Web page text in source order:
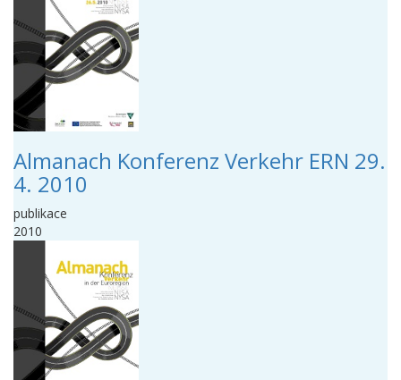
Almanach Konferenz Verkehr ERN 29.
4. 2010
publikace
2010